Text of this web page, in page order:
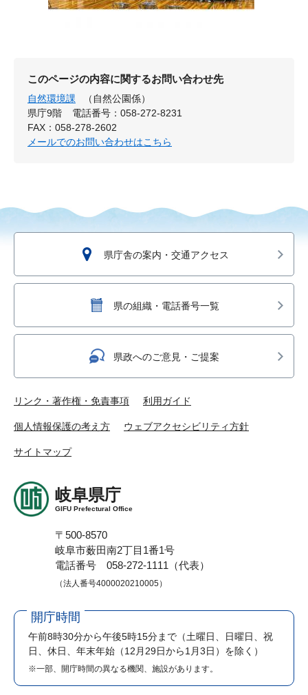
このページの内容に関するお問い合わせ先
自然環境課
（自然公園係）
県庁9階
電話番号：058-272-8231
FAX：058-278-2602
メールでのお問い合わせはこちら
県庁舎の案内・交通アクセス
県の組織・電話番号一覧
県政へのご意見・ご提案
リンク・著作権・免責事項 利用ガイド
個人情報保護の考え方 ウェブアクセシビリティ方針
サイトマップ
岐阜県庁
GIFU Prefectural Office
〒500-8570
岐阜市薮田南2丁目1番1号
電話番号 058-272-1111（代表）
（法人番号4000020210005）
開庁時間
午前8時30分から午後5時15分まで （土曜日、日曜日、祝
日、休日、年末年始（12月29日から1月3日）を除く）
※一部、開庁時間の異なる機関、施設があります。